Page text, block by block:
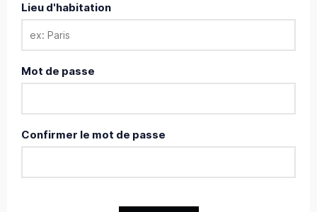
Lieu d'habitation
Mot de passe
Confirmer le mot de passe